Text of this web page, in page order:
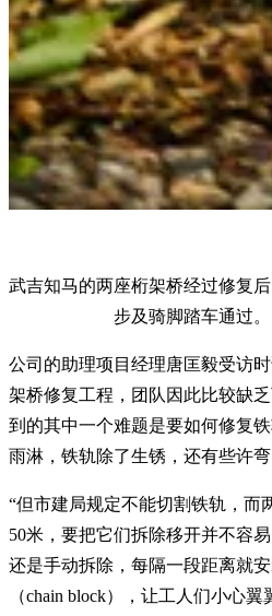
武吉知马的两座桁架桥经过修复
步及骑脚踏车通过。
公司的助理项目经理唐匡毅受访
架桥修复工程，团队因此比较缺
到的其中一个难题是要如何修复
雨淋，铁轨除了生锈，还有些许
“但市建局规定不能切割铁轨，而
50米，要把它们拆除移开并不容
还是手动拆除，每隔一段距离就
（chain block），让工人们小心